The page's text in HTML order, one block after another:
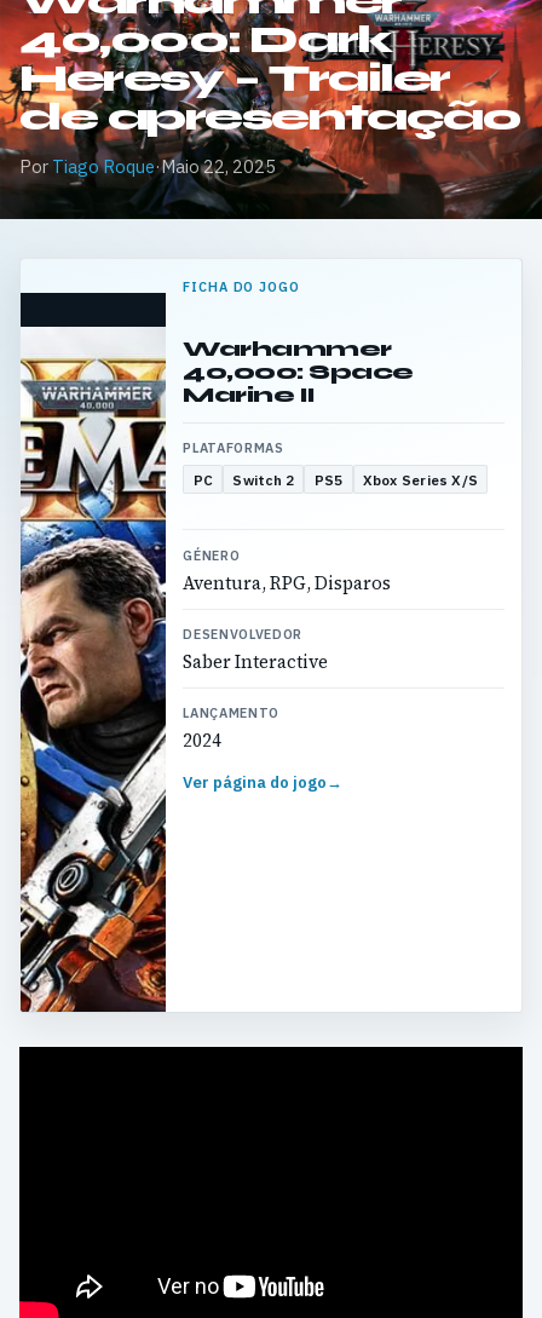
40,000: Dark
Heresy – Trailer
de apresentação
Por Tiago Roque·Maio 22, 2025
FICHA DO JOGO
Warhammer
40,000: Space
Marine II
PLATAFORMAS
PC Switch 2 PS5 Xbox Series X/S
GÉNERO
Aventura, RPG, Disparos
DESENVOLVEDOR
Saber Interactive
LANÇAMENTO
2024
Ver página do jogo→